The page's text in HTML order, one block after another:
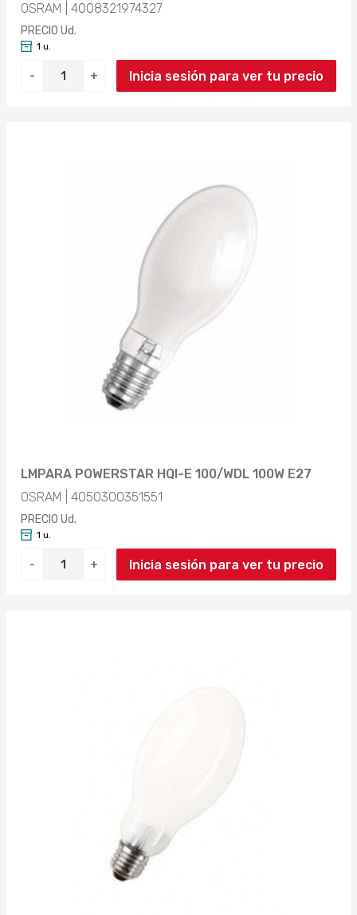
OSRAM | 4008321974327
PRECIO Ud.
- +
1 u.
Inicia sesión para ver tu precio
LMPARA POWERSTAR HQI-E 100/WDL 100W E27
OSRAM | 4050300351551
PRECIO Ud.
- +
1 u.
Inicia sesión para ver tu precio